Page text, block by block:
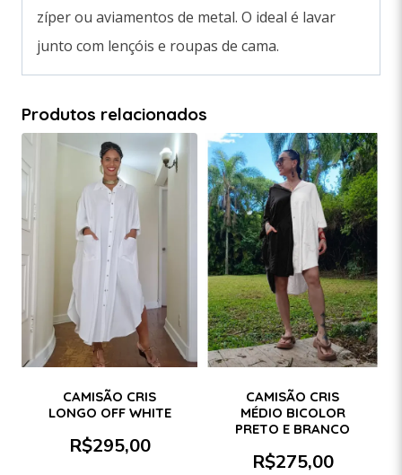
zíper ou aviamentos de metal. O ideal é lavar
junto com lençóis e roupas de cama.
Produtos relacionados
CAMISÃO CRIS
LONGO OFF WHITE
R$295,00
CAMISÃO CRIS
MÉDIO BICOLOR
PRETO E BRANCO
R$275,00